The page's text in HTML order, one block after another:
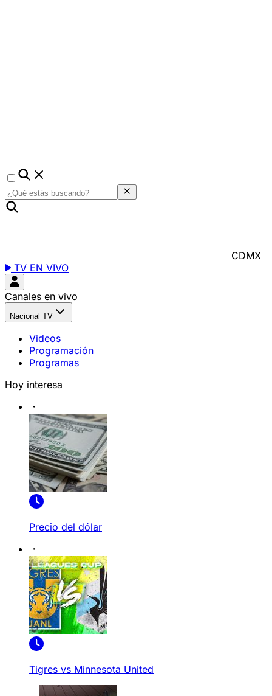
CDMX
TV EN VIVO
Canales en vivo
Nacional TV
Videos
Programación
Programas
Hoy interesa
Precio del dólar
Tigres vs Minnesota United